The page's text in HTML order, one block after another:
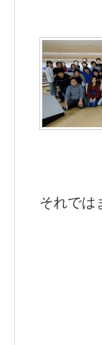
それでは